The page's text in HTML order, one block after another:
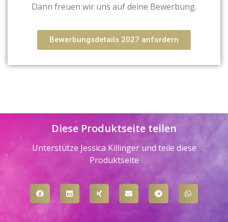
Dann freuen wir uns auf deine Bewerbung.
Bewerbungsdetails 2027 anfordern
Diese Produktseite teilen
Unterstütze Jessica Killinger und teile diese
Produktseite